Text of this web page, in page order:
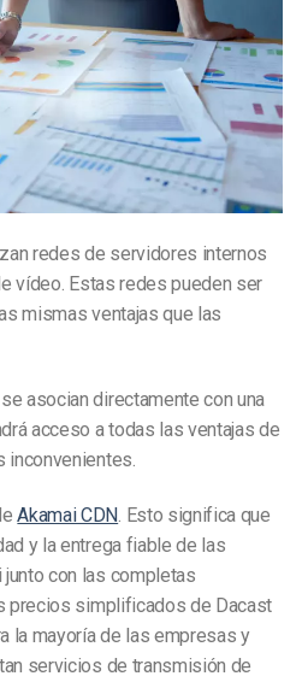
redes de servidores internos
vídeo. Estas redes pueden ser
mismas ventajas que las
asocian directamente con una
acceso a todas las ventajas de
inconvenientes.
Akamai CDN . Esto significa que
y la entrega fiable de las
con las completas
precios simplificados de Dacast
la mayoría de las empresas y
servicios de transmisión de